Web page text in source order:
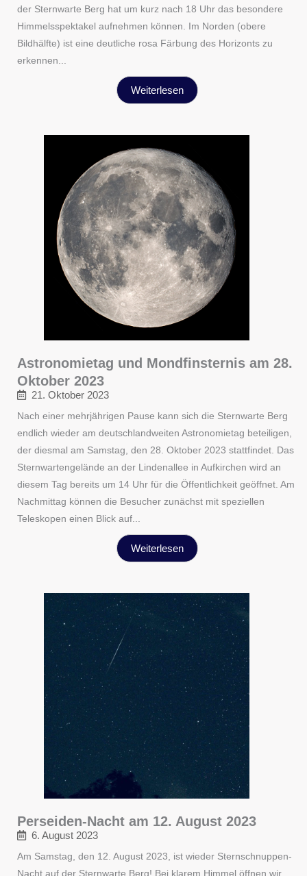
der Sternwarte Berg hat um kurz nach 18 Uhr das besondere
Himmelsspektakel aufnehmen können. Im Norden (obere
Bildhälfte) ist eine deutliche rosa Färbung des Horizonts zu
erkennen...
Weiterlesen
Astronomietag und Mondfinsternis am 28.
Oktober 2023
21. Oktober 2023
Nach einer mehrjährigen Pause kann sich die Sternwarte Berg
endlich wieder am deutschlandweiten Astronomietag beteiligen,
der diesmal am Samstag, den 28. Oktober 2023 stattfindet. Das
Sternwartengelände an der Lindenallee in Aufkirchen wird an
diesem Tag bereits um 14 Uhr für die Öffentlichkeit geöffnet. Am
Nachmittag können die Besucher zunächst mit speziellen
Teleskopen einen Blick auf...
Weiterlesen
Perseiden-Nacht am 12. August 2023
6. August 2023
Am Samstag, den 12. August 2023, ist wieder Sternschnuppen-
Nacht auf der Sternwarte Berg! Bei klarem Himmel öffnen wir